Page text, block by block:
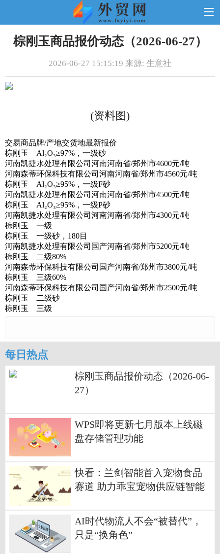
棕刚玉商品报价动态（2026-06-27）
2026-06-27 15:15:19 来源: 生意社
(资料图)
交易商品牌/产地交货地最新报价
棕刚玉 Al₂O₃≥97%，一级砂
河南凯捷水处理有限公司河南河南省/郑州市4600元/吨
河南森蒂环保科技有限公司河南河南省/郑州市4560元/吨
棕刚玉 Al₂O₃≥95%，一级F砂
河南凯捷水处理有限公司河南河南省/郑州市4500元/吨
棕刚玉 Al₂O₃≥95%，一级P砂
河南凯捷水处理有限公司河南河南省/郑州市4300元/吨
棕刚玉 一级
棕刚玉 一级砂，180目
河南凯捷水处理有限公司国产河南省/郑州市5200元/吨
棕刚玉 二级80%
河南森蒂环保科技有限公司国产河南省/郑州市3800元/吨
棕刚玉 三级60%
河南森蒂环保科技有限公司国产河南省/郑州市2500元/吨
棕刚玉 二级砂
棕刚玉 三级
每日热点
棕刚玉商品报价动态（2026-06-
27）
WPS即将更新七月版本上线磁
盘存储管理功能
快看：兰剑智能首入宠物食品
赛道 助力乖宝宠物供应链智能
AI时代物流人不会“被替代”，
只是“换角色”